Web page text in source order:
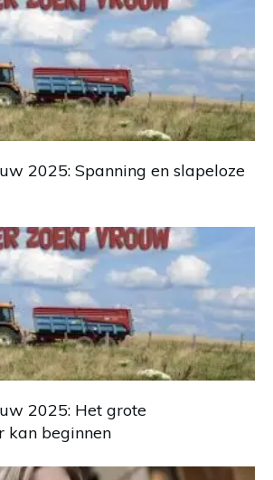
2025: Spanning en slapeloze
2025: Het grote
kan beginnen